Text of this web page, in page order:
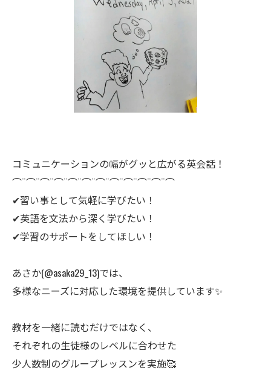
コミュニケーションの幅がグッと広がる英会話！
⌒¨⌒¨⌒¨⌒¨⌒¨⌒¨⌒¨⌒¨⌒¨⌒¨⌒¨⌒
✔︎習い事として気軽に学びたい！
✔︎英語を文法から深く学びたい！
✔︎学習のサポートをしてほしい！
あさか(@asaka29_13)では、
多様なニーズに対応した環境を提供しています✨
教材を一緒に読むだけではなく、
それぞれの生徒様のレベルに合わせた
少人数制のグループレッスンを実施🥰